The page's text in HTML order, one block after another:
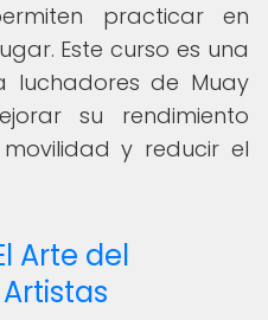
practicar en
Este curso es una
luchadores de Muay
su rendimiento
y reducir el
Arte del